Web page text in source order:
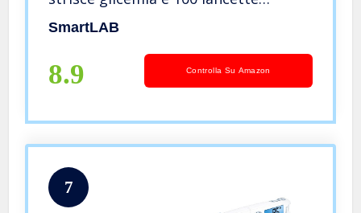
pungidito | glucometro con
SmartLAB
8.9 Controlla Su Amazon
7